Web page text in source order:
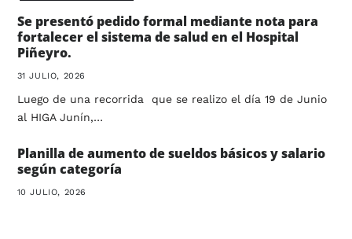
Se presentó pedido formal mediante nota para
fortalecer el sistema de salud en el Hospital
Piñeyro.
31 JULIO, 2026
Luego de una recorrida que se realizo el día 19 de Junio
al HIGA Junín,…
Planilla de aumento de sueldos básicos y salario
según categoría
10 JULIO, 2026